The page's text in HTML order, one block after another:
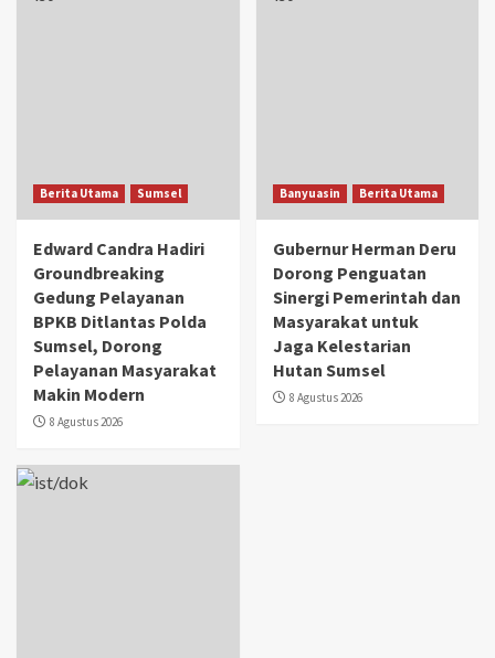
Berita Utama Sumsel
Edward Candra Hadiri
Groundbreaking
Gedung Pelayanan
BPKB Ditlantas Polda
Sumsel, Dorong
Pelayanan Masyarakat
Makin Modern
8 Agustus 2026
Banyuasin Berita Utama
Gubernur Herman Deru
Dorong Penguatan
Sinergi Pemerintah dan
Masyarakat untuk
Jaga Kelestarian
Hutan Sumsel
8 Agustus 2026